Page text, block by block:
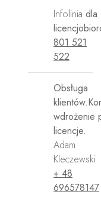
Infolinia dla
801 521
522
Obsługa
wdrożenie
licencje.
Adam
Kleczewski
+ 48
696578147